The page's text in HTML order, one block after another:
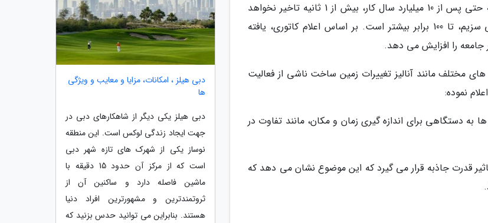
بالایی اتم محدوده شده اند و ساختار آن به گونه ای بوده که حتی پس از 10 میلیارد سال کار، بیش از 1 ثانیه تاخیر نخواهد
داشت. سطح دقت ساعت کاتوری در مقایسه با ساعت اتمی سزیم، تا 100 برابر بیشتر است. بر اساس اعلام کاتوری، یافته
جامعه را افزایش می دهد.
مختلف مانند آنالیز تغییرات زمین ساخت ناشی از فعالیت
نموده:
به دستگاهی برای اندازه گیری زمان و مکان، مانند تفاوت در
قدرت جاذبه قرار می گیرد که این موضوع نشان می دهد که
دبی هیلز ، امکانات، مزایا و معایب و ویژگی
ها
دبی هیلز یکی دیگر از شاهکارهای دبی در
جهت ایجاد زندگی لوکس است. این منطقه
نوساز یکی از شهرک های تازه شهر دبی
است که از مرکز آن حدود 15 دقیقه با
ماشین فاصله دارد و ساکنین آن از
ثروتمندترین و مشهورترین افراد دنیا
هستند. بنابراین می توانید حدس بزنید که